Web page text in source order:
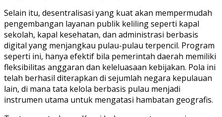
Selain itu, desentralisasi yang kuat akan mempermudah
pengembangan layanan publik keliling seperti kapal
sekolah, kapal kesehatan, dan administrasi berbasis
digital yang menjangkau pulau-pulau terpencil. Program
seperti ini, hanya efektif bila pemerintah daerah memiliki
fleksibilitas anggaran dan keleluasaan kebijakan. Pola ini
telah berhasil diterapkan di sejumlah negara kepulauan
lain, di mana tata kelola berbasis pulau menjadi
instrumen utama untuk mengatasi hambatan geografis.